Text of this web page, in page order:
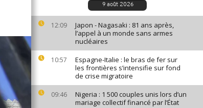
9 août 2026
12:09
Japon - Nagasaki : 81 ans après,
l’appel à un monde sans armes
nucléaires
10:57
Espagne-Italie : le bras de fer sur
les frontières s’intensifie sur fond
de crise migratoire
09:46
Nigeria : 1 500 couples unis lors d’un
mariage collectif financé par l’État